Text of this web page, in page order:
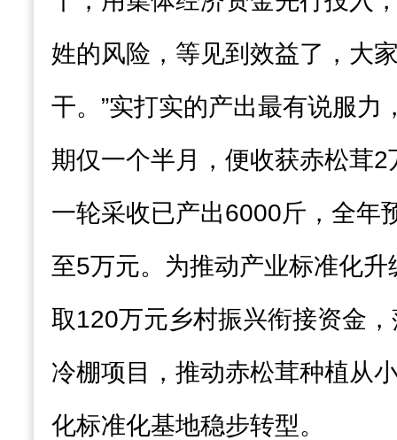
姓的风险，等见到效益了，大
干。”实打实的产出最有说服力
期仅一个半月，便收获赤松茸
一轮采收已产出6000斤，全年
至5万元。为推动产业标准化
取120万元乡村振兴衔接资金
冷棚项目，推动赤松茸种植从
化标准化基地稳步转型。